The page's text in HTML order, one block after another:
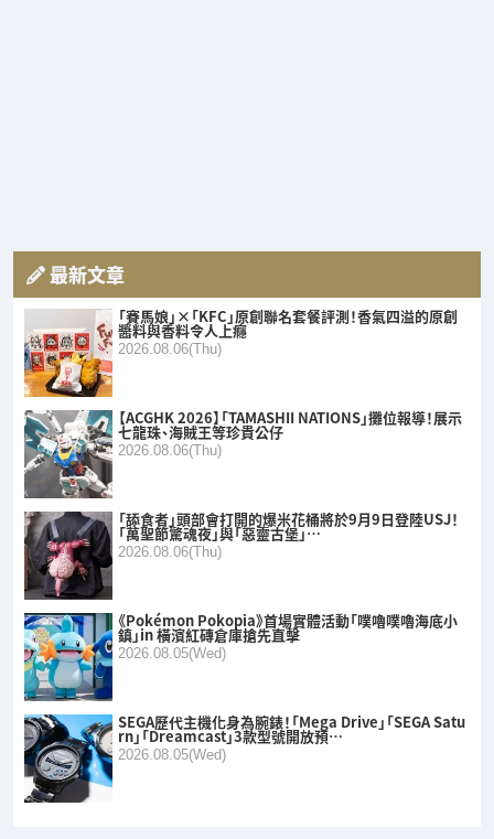
最新文章
「賽馬娘」×「KFC」原創聯名套餐評測！香氣四溢的原創
醬料與香料令人上癮
2026.08.06(Thu)
【ACGHK 2026】「TAMASHII NATIONS」攤位報導！展示
七龍珠、海賊王等珍貴公仔
2026.08.06(Thu)
「舔食者」頭部會打開的爆米花桶將於9月9日登陸USJ！
「萬聖節驚魂夜」與「惡靈古堡」…
2026.08.06(Thu)
《Pokémon Pokopia》首場實體活動「噗嚕噗嚕海底小
鎮」in 橫濱紅磚倉庫搶先直擊
2026.08.05(Wed)
SEGA歷代主機化身為腕錶！「Mega Drive」「SEGA Satu
rn」「Dreamcast」3款型號開放預…
2026.08.05(Wed)